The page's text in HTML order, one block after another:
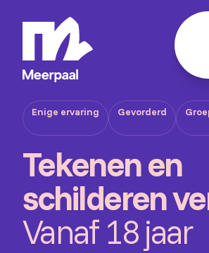
Enige ervaring Gevorderd
Tekenen en
schilderen
Vanaf 18 jaar